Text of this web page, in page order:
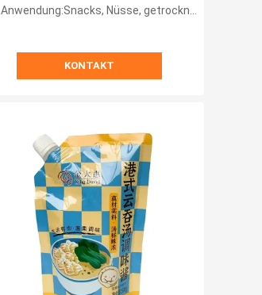
Anwendung:Snacks, Nüsse, getrocknete Früchte usw.
KONTAKT